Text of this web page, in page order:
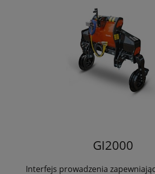
GI2000
Interfejs prowadzenia